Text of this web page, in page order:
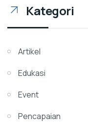
Kategori
Artikel
Edukasi
Event
Pencapaian